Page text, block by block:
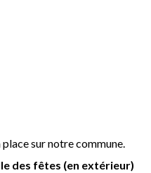
sur notre commune.
des fêtes (en extérieur)